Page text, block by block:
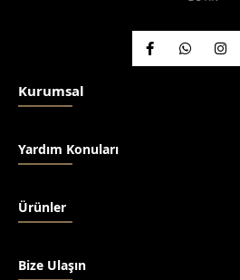
Kurumsal
Yardım Konuları
Ürünler
Bize Ulaşın